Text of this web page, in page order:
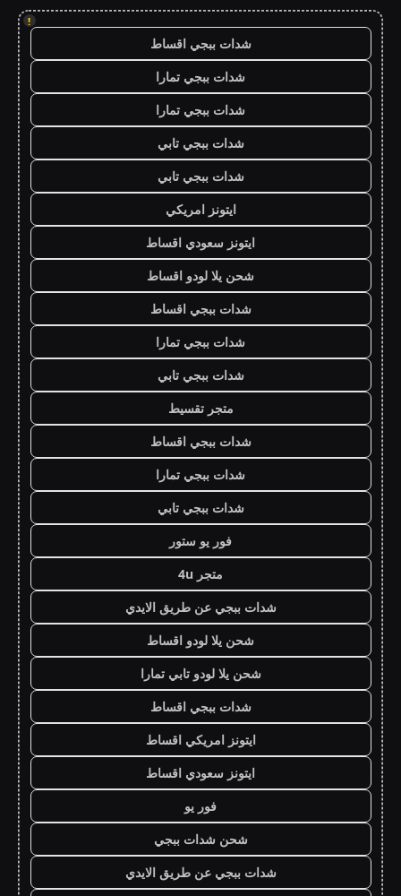
!
شدات ببجي اقساط
شدات ببجي تمارا
شدات ببجي تمارا
شدات ببجي تابي
شدات ببجي تابي
ايتونز امريكي
ايتونز سعودي اقساط
شحن يلا لودو اقساط
شدات ببجي اقساط
شدات ببجي تمارا
شدات ببجي تابي
متجر تقسيط
شدات ببجي اقساط
شدات ببجي تمارا
شدات ببجي تابي
فور يو ستور
متجر 4u
شدات ببجي عن طريق الايدي
شحن يلا لودو اقساط
شحن يلا لودو تابي تمارا
شدات ببجي اقساط
ايتونز امريكي اقساط
ايتونز سعودي اقساط
فور يو
شحن شدات ببجي
شدات ببجي عن طريق الايدي